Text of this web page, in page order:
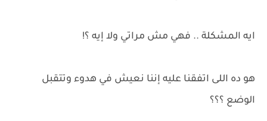
ايه المشكلة .. فهي مش مراتي ولا إيه ؟!
هو ده اللى اتفقنا عليه إننا نعيش في هدوء وتتقبل
الوضع ؟؟؟